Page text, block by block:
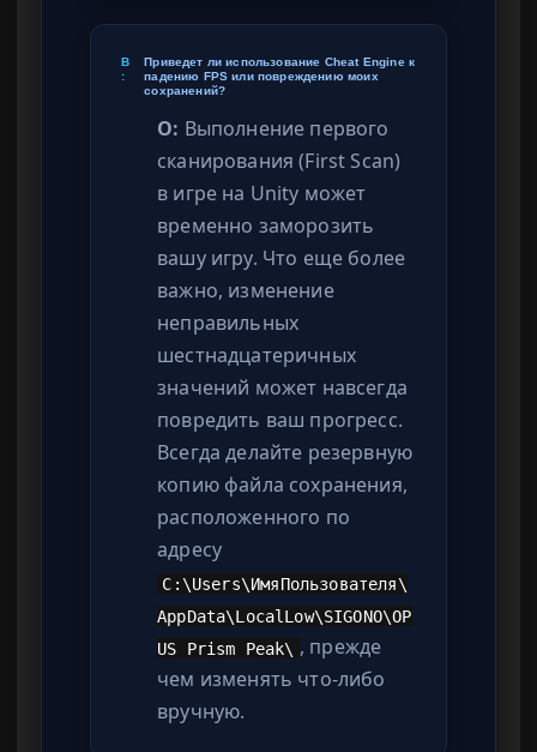
В
:
Приведет ли использование Cheat Engine к
падению FPS или повреждению моих
сохранений?
О: Выполнение первого
сканирования (First Scan)
в игре на Unity может
временно заморозить
вашу игру. Что еще более
важно, изменение
неправильных
шестнадцатеричных
значений может навсегда
повредить ваш прогресс.
Всегда делайте резервную
копию файла сохранения,
расположенного по
адресу
C:\Users\ИмяПользователя\
AppData\LocalLow\SIGONO\OP
US Prism Peak\ , прежде
чем изменять что-либо
вручную.